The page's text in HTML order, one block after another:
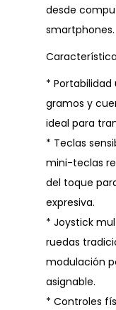
desde
smartphones.
* Portabilidad
gramos y
ideal para
* Teclas
mini-teclas
del toque
expresiva.
* Joystick
ruedas
modulación
asignable.
* Controles